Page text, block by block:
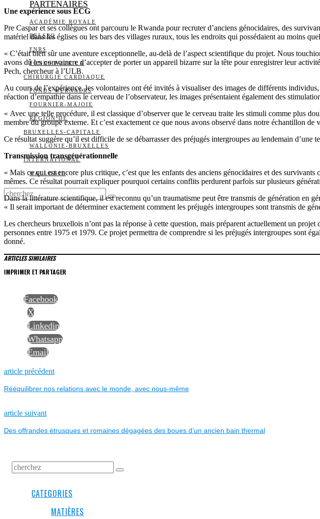
PARTENAIRES
ACADÉMIE ROYALE
BELSPO
FNRS
FONDS POUR LA
CHIRURGIE CARDIAQUE
FONDS WERNAERS
FOURNIER-MAJOIE
RÉGION DE
BRUXELLES-CAPITALE
WALLONIE-BRUXELLES
INTERNATIONAL
WALLONIE
Une expérience sous ECG
Pre Caspar et ses collègues ont parcouru le Rwanda pour recruter d’anciens génocidaires, des
matériel dans les églises ou les bars des villages ruraux, tous les endroits qui possédaient au moins
« C’était bien sûr une aventure exceptionnelle, au-delà de l’aspect scientifique du projet. Nous
avons dû les convaincre d’accepter de porter un appareil bizarre sur la tête pour enregistrer leur
Pech, chercheur à l’ULB.
Au cours de l’expérience, les volontaires ont été invités à visualiser des images de différents
réaction d’empathie dans le cerveau de l’observateur, les images présentaient également des
« Avec une telle procédure, il est classique d’observer que le cerveau traite les stimuli comme plus
membre du groupe externe. Et c’est exactement ce que nous avons observé dans notre échantillon
Ce résultat suggère qu’il est difficile de se débarrasser des préjugés intergroupes au lendemain d’une
Transmission transgénérationnelle
« Mais ce qui est encore plus critique, c’est que les enfants des anciens génocidaires et des
mêmes. Ce résultat pourrait expliquer pourquoi certains conflits perdurent parfois sur plusieurs
Dans la littérature scientifique, il est reconnu qu’un traumatisme peut être transmis de génération en
« Il serait important de déterminer exactement comment les préjugés intergroupes sont transmis de
Les chercheurs bruxellois n’ont pas la réponse à cette question, mais préparent actuellement un
personnes entre 1975 et 1979. Ce projet permettra de comprendre si les préjugés intergroupes sont
donné.
ARTICLES SIMILAIRES
IMPRIMER ET PARTAGER
Facebook
X
Linkedin
Whatsapp
Email
NAVIGATION
DE
L’ARTICLE
article précédentPrevious
Rééquilibrer nos relations avec le monde, avec nous-même
article suivantNext
Des offrandes étrusques et romaines dégagées des boues d’un ancien bain thermal
CATEGORIES
MATIÈRES